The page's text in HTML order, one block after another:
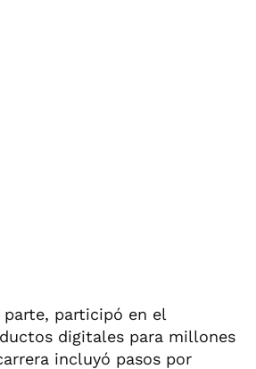
parte, participó en el
digitales para millones
incluyó pasos por